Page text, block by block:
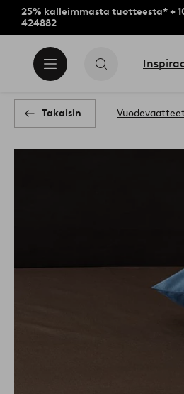
25% kalleimmasta tuotteesta* +
424882
Takaisin